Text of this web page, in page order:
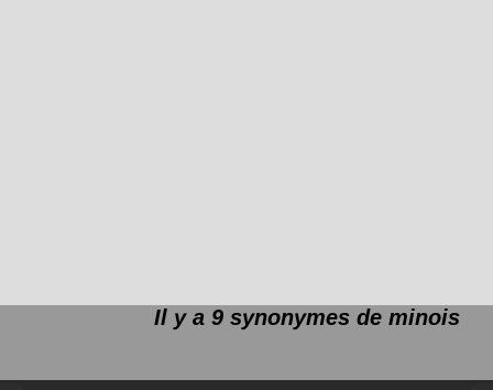
Il y a 9 synonymes de minois